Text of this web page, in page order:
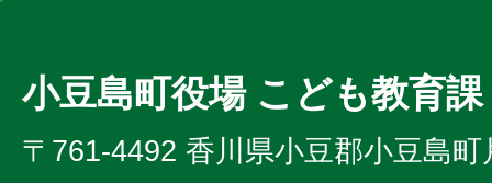
小豆島町役場 こども教育課
〒761-4492 香川県小豆郡小豆島